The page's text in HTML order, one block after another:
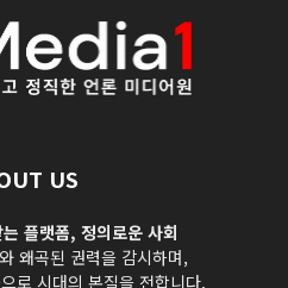
US
플랫폼, 정의로운 사회
왜곡된 권력을 감시하며,
로 시대의 본질을 전합니다.